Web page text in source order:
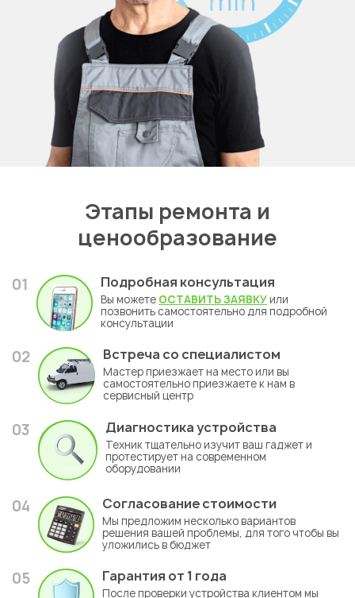
Этапы ремонта и
ценообразование
01 Подробная консультация
Вы можете ОСТАВИТЬ ЗАЯВКУ или
позвонить самостоятельно для подробной
консультации
02 Встреча со специалистом
Мастер приезжает на место или вы
самостоятельно приезжаете к нам в
сервисный центр
03 Диагностика устройства
Техник тщательно изучит ваш гаджет и
протестирует на современном
оборудовании
04 Согласование стоимости
Мы предложим несколько вариантов
решения вашей проблемы, для того чтобы вы
уложились в бюджет
05 Гарантия от 1 года
После проверки устройства клиентом мы